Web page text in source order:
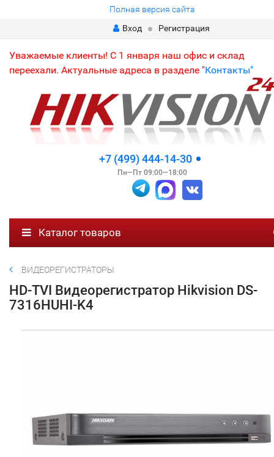
Полная версия сайта
Вход
Регистрация
Уважаемые клиенты! С 1 января наш офис и склад
переехали. Актуальные адреса в разделе "Контакты"
+7 (499) 444-14-30
Пн—Пт 09:00—18:00
Каталог товаров
ВИДЕОРЕГИСТРАТОРЫ
HD-TVI Видеорегистратор Hikvision DS-
7316HUHI-K4